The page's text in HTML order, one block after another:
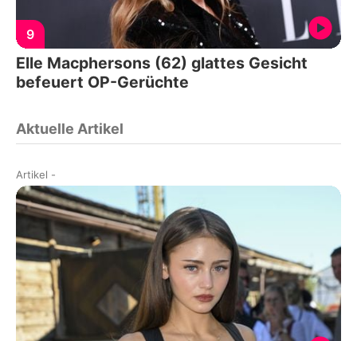
9
Elle Macphersons (62) glattes Gesicht
befeuert OP-Gerüchte
Aktuelle Artikel
Artikel -